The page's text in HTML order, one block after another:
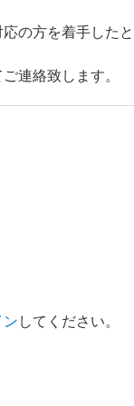
の方を着手したと
連絡致します。
ン してください。